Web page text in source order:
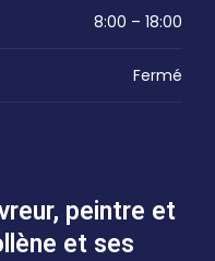
8:00 – 18:00
Fermé
peintre et
et ses